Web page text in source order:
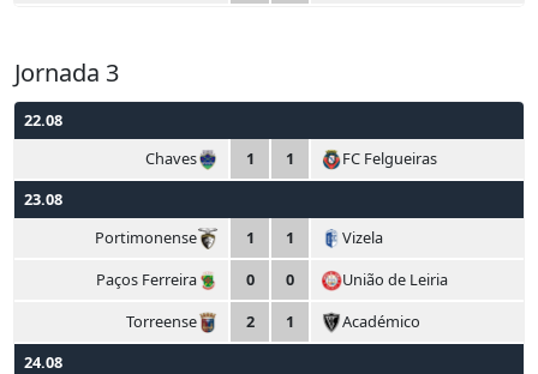
Jornada 3
22.08
Chaves
1 1
FC Felgueiras
23.08
Portimonense
1 1
Vizela
Paços Ferreira
0 0
União de Leiria
Torreense
2 1
Académico
24.08